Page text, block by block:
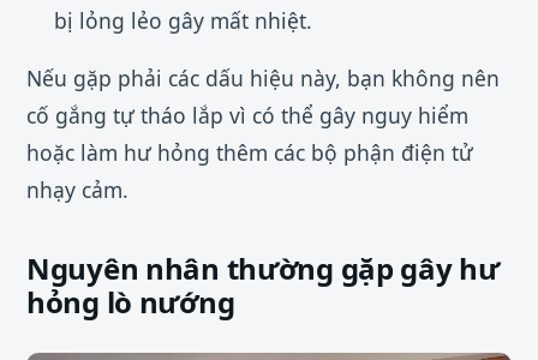
bị lỏng lẻo gây mất nhiệt.
Nếu gặp phải các dấu hiệu này, bạn không nên
cố gắng tự tháo lắp vì có thể gây nguy hiểm
hoặc làm hư hỏng thêm các bộ phận điện tử
nhạy cảm.
Nguyên nhân thường gặp gây hư
hỏng lò nướng